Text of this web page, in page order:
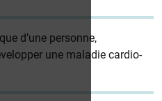
d’une personne,
une maladie cardio-